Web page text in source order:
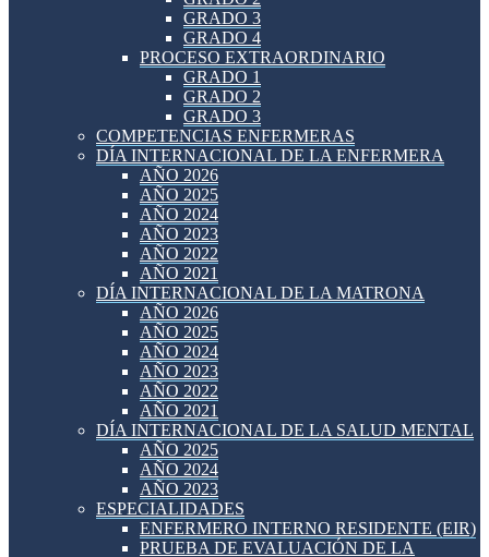
GRADO 3
GRADO 4
PROCESO EXTRAORDINARIO
GRADO 1
GRADO 2
GRADO 3
COMPETENCIAS ENFERMERAS
DÍA INTERNACIONAL DE LA ENFERMERA
AÑO 2026
AÑO 2025
AÑO 2024
AÑO 2023
AÑO 2022
AÑO 2021
DÍA INTERNACIONAL DE LA MATRONA
AÑO 2026
AÑO 2025
AÑO 2024
AÑO 2023
AÑO 2022
AÑO 2021
DÍA INTERNACIONAL DE LA SALUD MENTAL
AÑO 2025
AÑO 2024
AÑO 2023
ESPECIALIDADES
ENFERMERO INTERNO RESIDENTE (EIR)
PRUEBA DE EVALUACIÓN DE LA